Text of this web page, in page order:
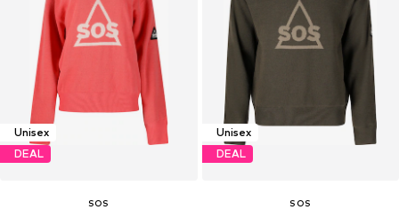
Unisex
DEAL
SOS
Unisex
DEAL
SOS